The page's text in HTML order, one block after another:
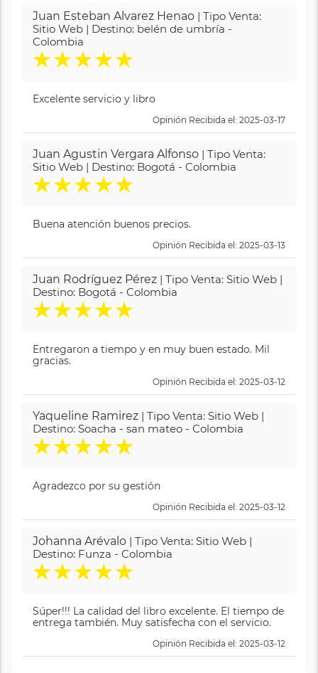
Juan Esteban Alvarez Henao | Tipo Venta:
Sitio Web | Destino: belén de umbría -
Colombia
★★★★★
Excelente servicio y libro
Opinión Recibida el: 2025-03-17
Juan Agustin Vergara Alfonso | Tipo Venta:
Sitio Web | Destino: Bogotá - Colombia
★★★★★
Buena atención buenos precios.
Opinión Recibida el: 2025-03-13
Juan Rodríguez Pérez | Tipo Venta: Sitio Web |
Destino: Bogotá - Colombia
★★★★★
Entregaron a tiempo y en muy buen estado. Mil
gracias.
Opinión Recibida el: 2025-03-12
Yaqueline Ramirez | Tipo Venta: Sitio Web |
Destino: Soacha - san mateo - Colombia
★★★★★
Agradezco por su gestión
Opinión Recibida el: 2025-03-12
Johanna Arévalo | Tipo Venta: Sitio Web |
Destino: Funza - Colombia
★★★★★
Súper!!! La calidad del libro excelente. El tiempo de
entrega también. Muy satisfecha con el servicio.
Opinión Recibida el: 2025-03-12